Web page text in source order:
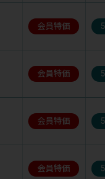
会員特価
会員特価
会員特価
会員特価